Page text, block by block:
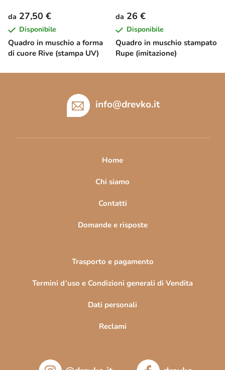
Quadro in muschio a forma
di cuore Rive (stampa UV)
da 27,50 €
Disponibile
Quadro in muschio stampato
Rupe (imitazione)
da 26 €
Disponibile
info@drevko.it
Home
Chi siamo
Contatti
Domande e risposte
Trasporto e pagamento
Termini d’uso e Condizioni generali di Vendita
Dati personali
Reclami